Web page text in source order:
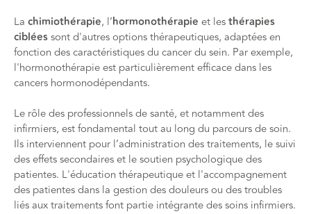
La chimiothérapie, l’hormonothérapie et lesthérapies
cibléessont d'autres options thérapeutiques, adaptées en
fonction des caractéristiques du cancer du sein. Par exemple,
l'hormonothérapie est particulièrement efficace dans les
cancers hormonodépendants.
Le rôle des professionnels de santé, et notamment des
infirmiers, est fondamental tout au long du parcours de soin.
Ils interviennent pour l’administration des traitements, le suivi
des effets secondaires et le soutien psychologique des
patientes. L'éducation thérapeutique et l'accompagnement
des patientes dans la gestion des douleurs ou des troubles
liés aux traitements font partie intégrante des soins infirmiers.